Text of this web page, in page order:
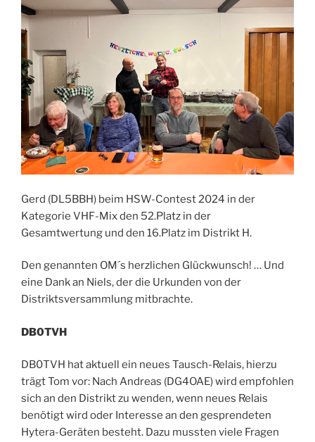
Gerd (DL5BBH) beim HSW-Contest 2024 in der
Kategorie VHF-Mix den 52.Platz in der
Gesamtwertung und den 16.Platz im Distrikt H.
Den genannten OM´s herzlichen Glückwunsch! … Und
eine Dank an Niels, der die Urkunden von der
Distriktsversammlung mitbrachte.
DB0TVH
DB0TVH hat aktuell ein neues Tausch-Relais, hierzu
trägt Tom vor: Nach Andreas (DG4OAE) wird empfohlen
sich an den Distrikt zu wenden, wenn neues Relais
benötigt wird oder Interesse an den gesprendeten
Hytera-Geräten besteht. Dazu mussten viele Fragen